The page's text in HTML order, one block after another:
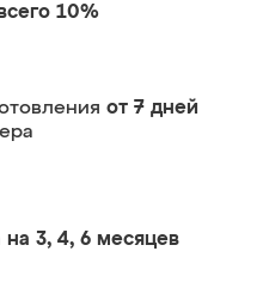
10%
от 7 дней
на 3, 4, 6 месяцев